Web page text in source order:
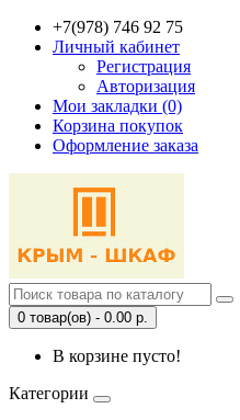
+7(978) 746 92 75
Личный кабинет
Регистрация
Авторизация
Мои закладки (0)
Корзина покупок
Оформление заказа
0 товар(ов) - 0.00 р.
В корзине пусто!
Категории